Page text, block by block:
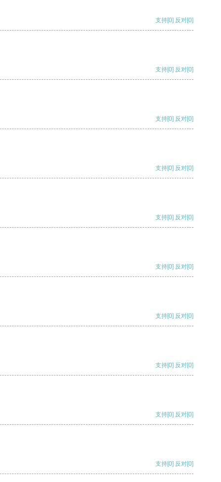
支持[0] 反对[0]
支持[0] 反对[0]
支持[0] 反对[0]
支持[0] 反对[0]
支持[0] 反对[0]
支持[0] 反对[0]
支持[0] 反对[0]
支持[0] 反对[0]
支持[0] 反对[0]
支持[0] 反对[0]